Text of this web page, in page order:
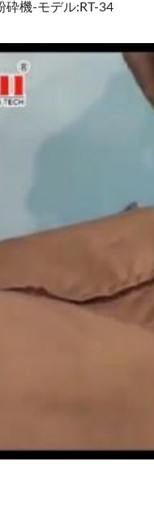
砕機-モデル:RT-34